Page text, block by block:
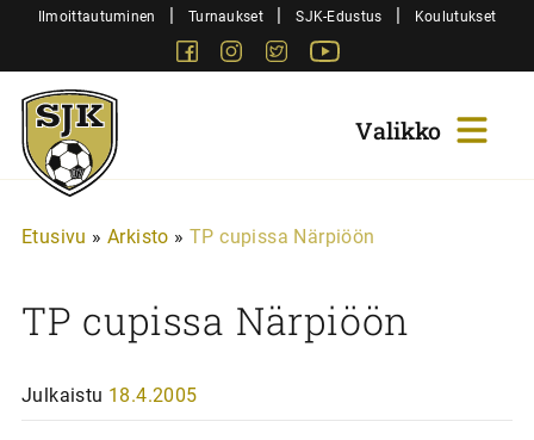
SiirryIlmoittautuminen | Turnaukset | SJK-Edustus | Koulutukset
FacebookInstagram
Twitter
Sjk-
Juniorit
Etusivu » Arkisto » TP cupissa Närpiöön
TP cupissa Närpiöön
Julkaistu 18.4.2005